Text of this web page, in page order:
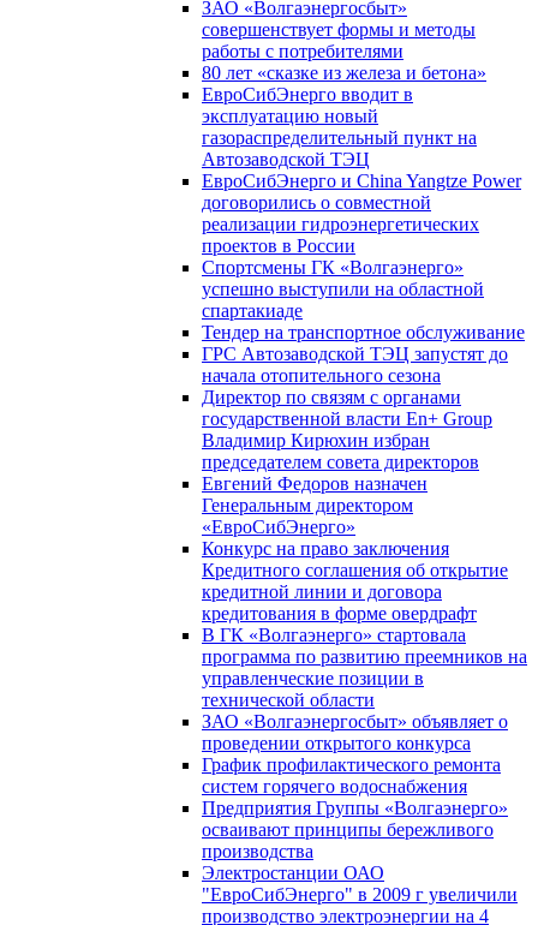
ЗАО «Волгаэнергосбыт»
совершенствует формы и методы
работы с потребителями
80 лет «сказке из железа и бетона»
ЕвроСибЭнерго вводит в
эксплуатацию новый
газораспределительный пункт на
Автозаводской ТЭЦ
ЕвроСибЭнерго и China Yangtze Power
договорились о совместной
реализации гидроэнергетических
проектов в России
Спортсмены ГК «Волгаэнерго»
успешно выступили на областной
спартакиаде
Тендер на транспортное обслуживание
ГРС Автозаводской ТЭЦ запустят до
начала отопительного сезона
Директор по связям с органами
государственной власти En+ Group
Владимир Кирюхин избран
председателем совета директоров
Евгений Федоров назначен
Генеральным директором
«ЕвроСибЭнерго»
Конкурс на право заключения
Кредитного соглашения об открытие
кредитной линии и договора
кредитования в форме овердрафт
В ГК «Волгаэнерго» стартовала
программа по развитию преемников на
управленческие позиции в
технической области
ЗАО «Волгаэнергосбыт» объявляет о
проведении открытого конкурса
График профилактического ремонта
систем горячего водоснабжения
Предприятия Группы «Волгаэнерго»
осваивают принципы бережливого
производства
Электростанции ОАО
"ЕвроСибЭнерго" в 2009 г увеличили
производство электроэнергии на 4